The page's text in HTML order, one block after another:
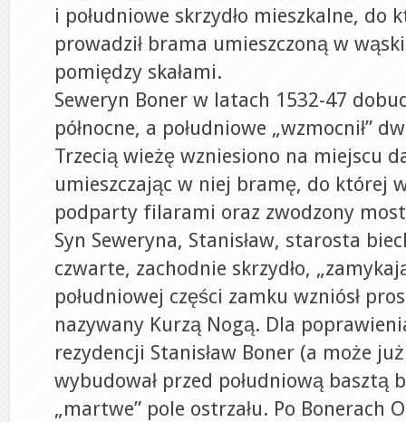
i południowe skrzydło mieszkalne, do
prowadził brama umieszczoną w
pomiędzy skałami.
Seweryn Boner w latach 1532-47
północne, a południowe „wzmocnił”
Trzecią wieżę wzniesiono na miejscu
umieszczając w niej bramę, do której
podparty filarami oraz zwodzony most
Syn Seweryna, Stanisław, starosta
czwarte, zachodnie skrzydło,
południowej części zamku wzniósł
nazywany Kurzą Nogą. Dla
rezydencji Stanisław Boner (a może
wybudował przed południową basztą
„martwe” pole ostrzału. Po Bonerach